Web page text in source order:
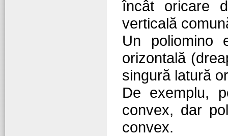
încât oricare
verticală
Un poliomino
orizontală
singură latură
De exemplu,
convex, dar
convex.